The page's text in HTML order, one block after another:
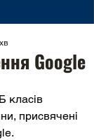
Google
класів
присвячені